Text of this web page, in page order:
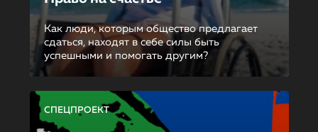
Как люди, которым общество предлагает
сдаться, находят в себе силы быть
успешными и помогать другим?
СПЕЦПРОЕКТ